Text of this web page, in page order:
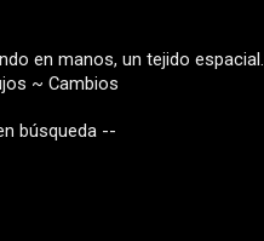
en manos, un tejido espacial.
~ Cambios
búsqueda --